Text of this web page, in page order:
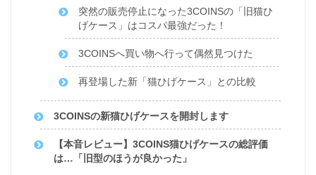
突然の販売停止になった3COINSの「旧猫ひ
げケース」はコスパ最強だった！
3COINSへ買い物へ行って偶然見つけた
再登場した新「猫ひげケース」との比較
3COINSの新猫ひげケースを開封します
【本音レビュー】3COINS猫ひげケースの総評価
は…「旧型のほうが良かった」